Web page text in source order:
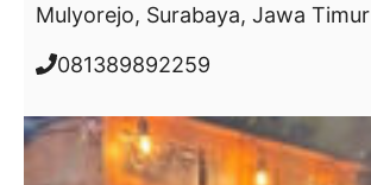
Mulyorejo, Surabaya, Jawa Timur
081389892259